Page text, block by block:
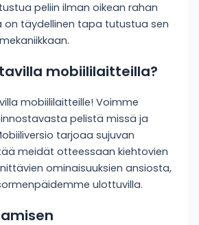
peliin ilman oikean rahan
on täydellinen tapa tutustua sen
mobiililaitteilla?
mobiililaitteille! Voimme
pelistä missä ja
tarjoaa sujuvan
meidät otteessaan kiehtovien
ominaisuuksien ansiosta,
ulottuvilla.